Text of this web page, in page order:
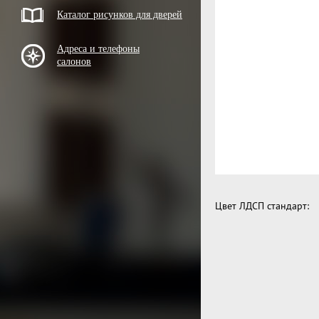
Каталог рисунков для дверей
Адреса и телефоны
салонов
Цвет ЛДСП стандарт: